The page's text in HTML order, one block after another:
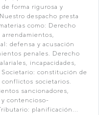
forma rigurosa y
despacho presta
como: Derecho
defensa y acusación
penales. Derecho
incapacidades,
constitución de
societarios.
sancionadores,
contencioso-
planificación...